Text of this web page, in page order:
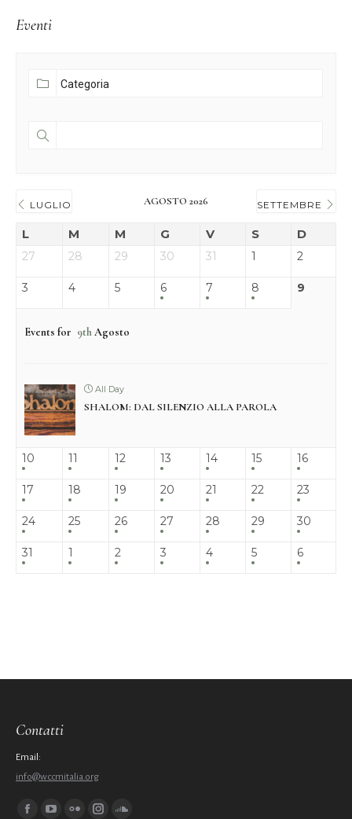
Eventi
LUGLIO AGOSTO 2026 SETTEMBRE
L M M G V S D
27 28 29 30 31 1 2
3 4 5 6 7 8 9
Events for 9thAgosto
All Day
SHALOM: DAL SILENZIO ALLA PAROLA
10 11 12 13 14 15 16
17 18 19 20 21 22 23
24 25 26 27 28 29 30
31 1 2 3 4 5 6
Contatti
Email:
info@wccmitalia.org
Ci puoi trovare su: